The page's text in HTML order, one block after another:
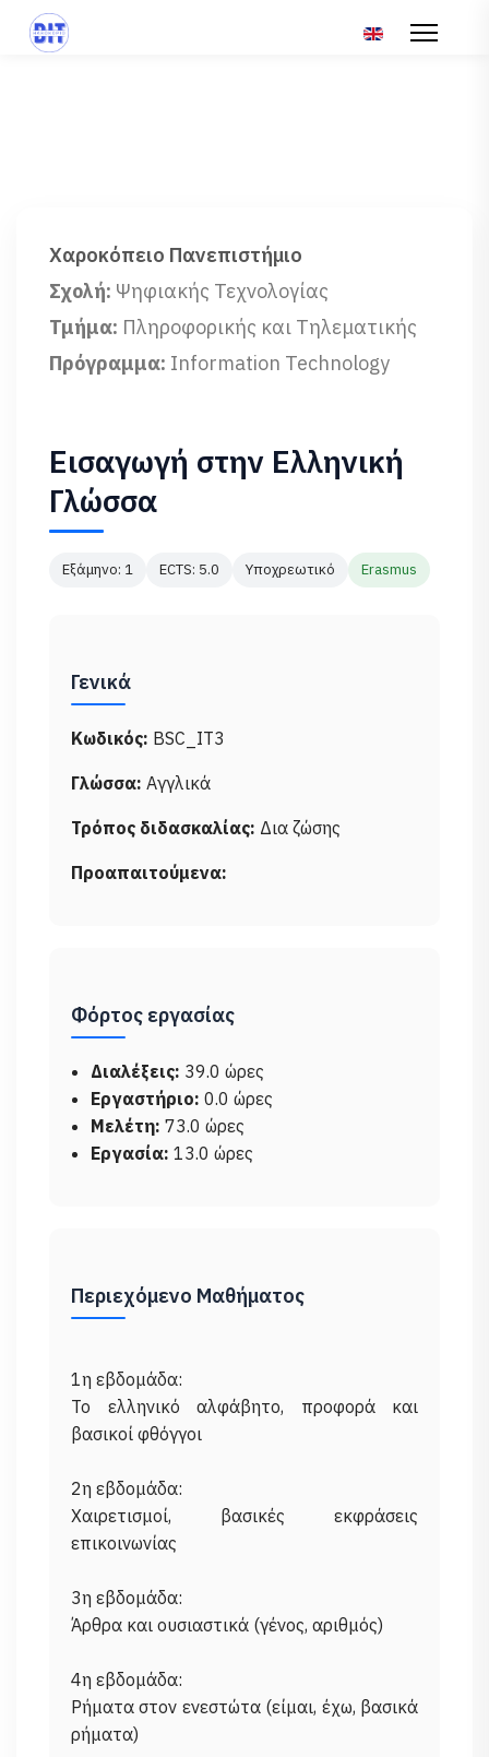
Επιλέξτε τη
Χαροκόπειο Πανεπιστήμιο
Σχολή: Ψηφιακής Τεχνολογίας
Τμήμα: Πληροφορικής και Τηλεματικής
Πρόγραμμα: Information Technology
Εισαγωγή στην Ελληνική
Γλώσσα
Εξάμηνο: 1 ECTS: 5.0 Υποχρεωτικό Erasmus
Γενικά
Κωδικός: BSC_IT3
Γλώσσα: Αγγλικά
Τρόπος διδασκαλίας: Δια ζώσης
Προαπαιτούμενα:
Φόρτος εργασίας
Διαλέξεις: 39.0 ώρες
Εργαστήριο: 0.0 ώρες
Μελέτη: 73.0 ώρες
Εργασία: 13.0 ώρες
Περιεχόμενο Μαθήματος
1η εβδομάδα:
Το ελληνικό αλφάβητο, προφορά και
βασικοί φθόγγοι
2η εβδομάδα:
Χαιρετισμοί, βασικές εκφράσεις
επικοινωνίας
3η εβδομάδα:
Άρθρα και ουσιαστικά (γένος, αριθμός)
4η εβδομάδα:
Ρήματα στον ενεστώτα (είμαι, έχω, βασικά
ρήματα)